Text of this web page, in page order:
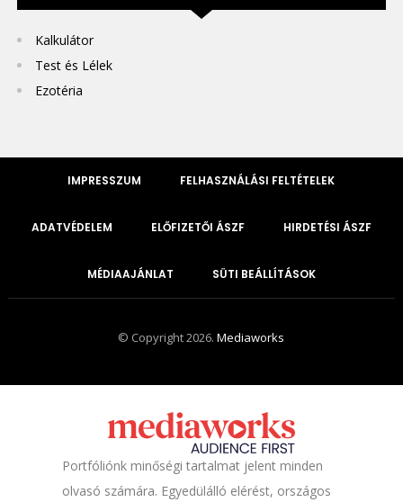
Kalkulátor
Test és Lélek
Ezotéria
IMPRESSZUM FELHASZNÁLÁSI FELTÉTELEK
ADATVÉDELEM ELŐFIZETŐI ÁSZF HIRDETÉSI ÁSZF
MÉDIAAJÁNLAT SÜTI BEÁLLÍTÁSOK
© Copyright 2026.Mediaworks
Portfóliónk minőségi tartalmat jelent minden
olvasó számára. Egyedülálló elérést, országos